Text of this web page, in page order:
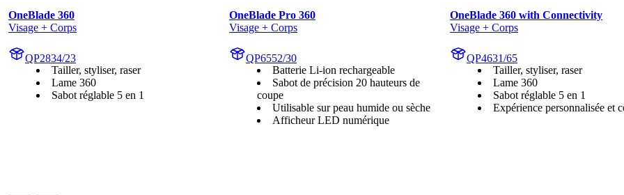
OneBlade 360
Visage + Corps
QP2834/23
Tailler, styliser, raser
Lame 360
Sabot réglable 5 en 1
OneBlade Pro 360
Visage + Corps
QP6552/30
Batterie Li-ion rechargeable
Sabot de précision 20 hauteurs de
coupe
Utilisable sur peau humide ou sèche
Afficheur LED numérique
OneBlade 360 with Connectivity
Visage + Corps
QP4631/65
Tailler, styliser, raser
Lame 360
Sabot réglable 5 en 1
Expérience personnalisée et